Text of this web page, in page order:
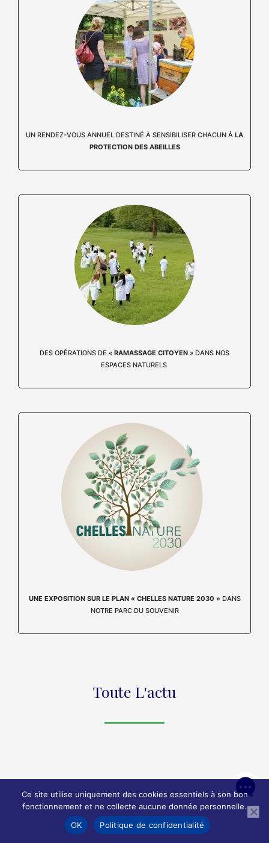
UN RENDEZ-VOUS ANNUEL DESTINÉ À SENSIBILISER CHACUN À LA
PROTECTION DES ABEILLES
DES OPÉRATIONS DE « RAMASSAGE CITOYEN » DANS NOS
ESPACES NATURELS
UNE EXPOSITION SUR LE PLAN « CHELLES NATURE 2030 » DANS
NOTRE PARC DU SOUVENIR
Toute L'actu
Ce site utilise uniquement des cookies essentiels à son bon
fonctionnement et ne collecte aucune donnée personnelle.
OK
Politique de confidentialité